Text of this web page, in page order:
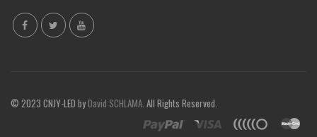
© 2023 CNJY-LED byDavid SCHLAMA . All Rights Reserved.